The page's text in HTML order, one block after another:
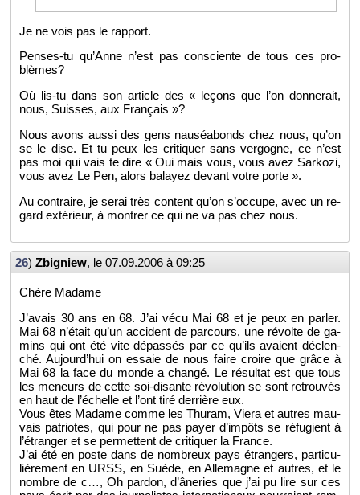
Je ne vois pas le rap­port.
Penses-tu qu’Anne n’est pas consciente de tous ces pro­
blèmes?
Où lis-tu dans son ar­ticle des « le­çons que l’on don­ne­rait,
nous, Suisses, aux Fran­çais »?
Nous avons aussi des gens nau­séa­bonds chez nous, qu’on
se le dise. Et tu peux les cri­ti­quer sans ver­gogne, ce n’est
pas moi qui vais te dire « Oui mais vous, vous avez Sar­kozi,
vous avez Le Pen, alors ba­layez de­vant votre porte ».
Au contraire, je serai très content qu’on s’oc­cupe, avec un re­
gard ex­té­rieur, à mon­trer ce qui ne va pas chez nous.
26) Zbi­gniew, le 07.09.2006 à 09:25
Chère Ma­dame
J’avais 30 ans en 68. J’ai vécu Mai 68 et je peux en par­ler.
Mai 68 n’était qu’un ac­ci­dent de par­cours, une ré­volte de ga­
mins qui ont été vite dé­pas­sés par ce qu’ils avaient dé­clen­
ché. Au­jour­d’hui on es­saie de nous faire croire que grâce à
Mai 68 la face du monde a changé. Le ré­sul­tat est que tous
les me­neurs de cette soi-di­sante ré­vo­lu­tion se sont re­trou­vés
en haut de l’échelle et l’ont tiré der­rière eux.
Vous êtes Ma­dame comme les Thu­ram, Viera et autres mau­
vais pa­triotes, qui pour ne pas payer d’im­pôts se ré­fu­gient à
l’étran­ger et se per­mettent de cri­ti­quer la France.
J’ai été en poste dans de nom­breux pays étran­gers, par­ti­cu­
liè­re­ment en URSS, en Suède, en Al­le­magne et autres, et le
nombre de c…, Oh par­don, d’âne­ries que j’ai pu lire sur ces